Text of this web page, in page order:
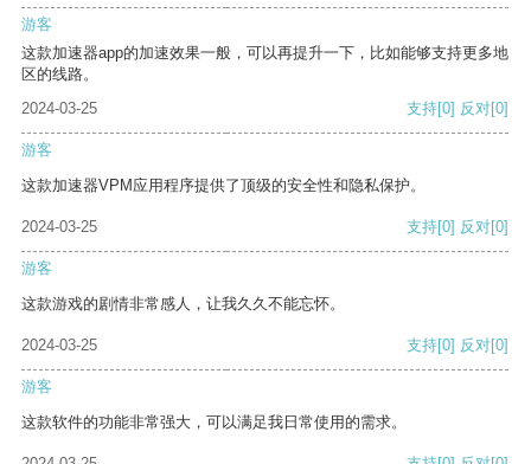
游客
这款加速器app的加速效果一般，可以再提升一下，比如能够支持更多地
区的线路。
2024-03-25
支持[0] 反对[0]
游客
这款加速器VPM应用程序提供了顶级的安全性和隐私保护。
2024-03-25 支持[0] 反对[0]
游客
这款游戏的剧情非常感人，让我久久不能忘怀。
2024-03-25 支持[0] 反对[0]
游客
这款软件的功能非常强大，可以满足我日常使用的需求。